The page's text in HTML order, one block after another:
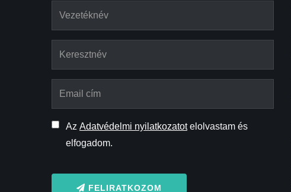
Az Adatvédelmi nyilatkozatotelolvastam és
elfogadom.
FELIRATKOZOM